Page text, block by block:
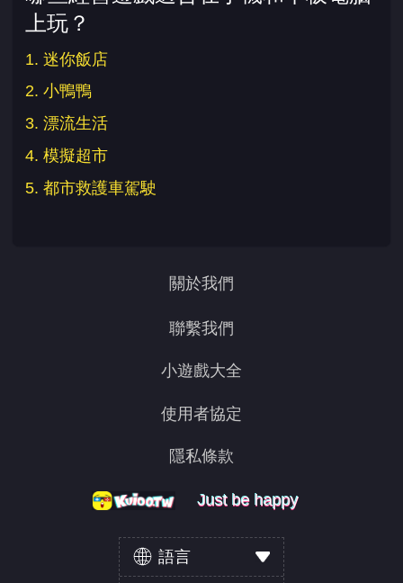
上玩？
1. 迷你飯店
2. 小鴨鴨
3. 漂流生活
4. 模擬超市
5. 都市救護車駕駛
關於我們
聯繫我們
小遊戲大全
使用者協定
隱私條款
Just be happy
Just be happy
Just be happy
語言